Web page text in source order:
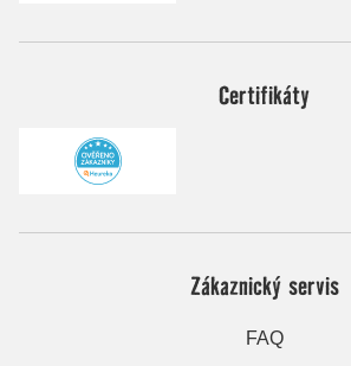
Certifikáty
Zákaznický servis
FAQ